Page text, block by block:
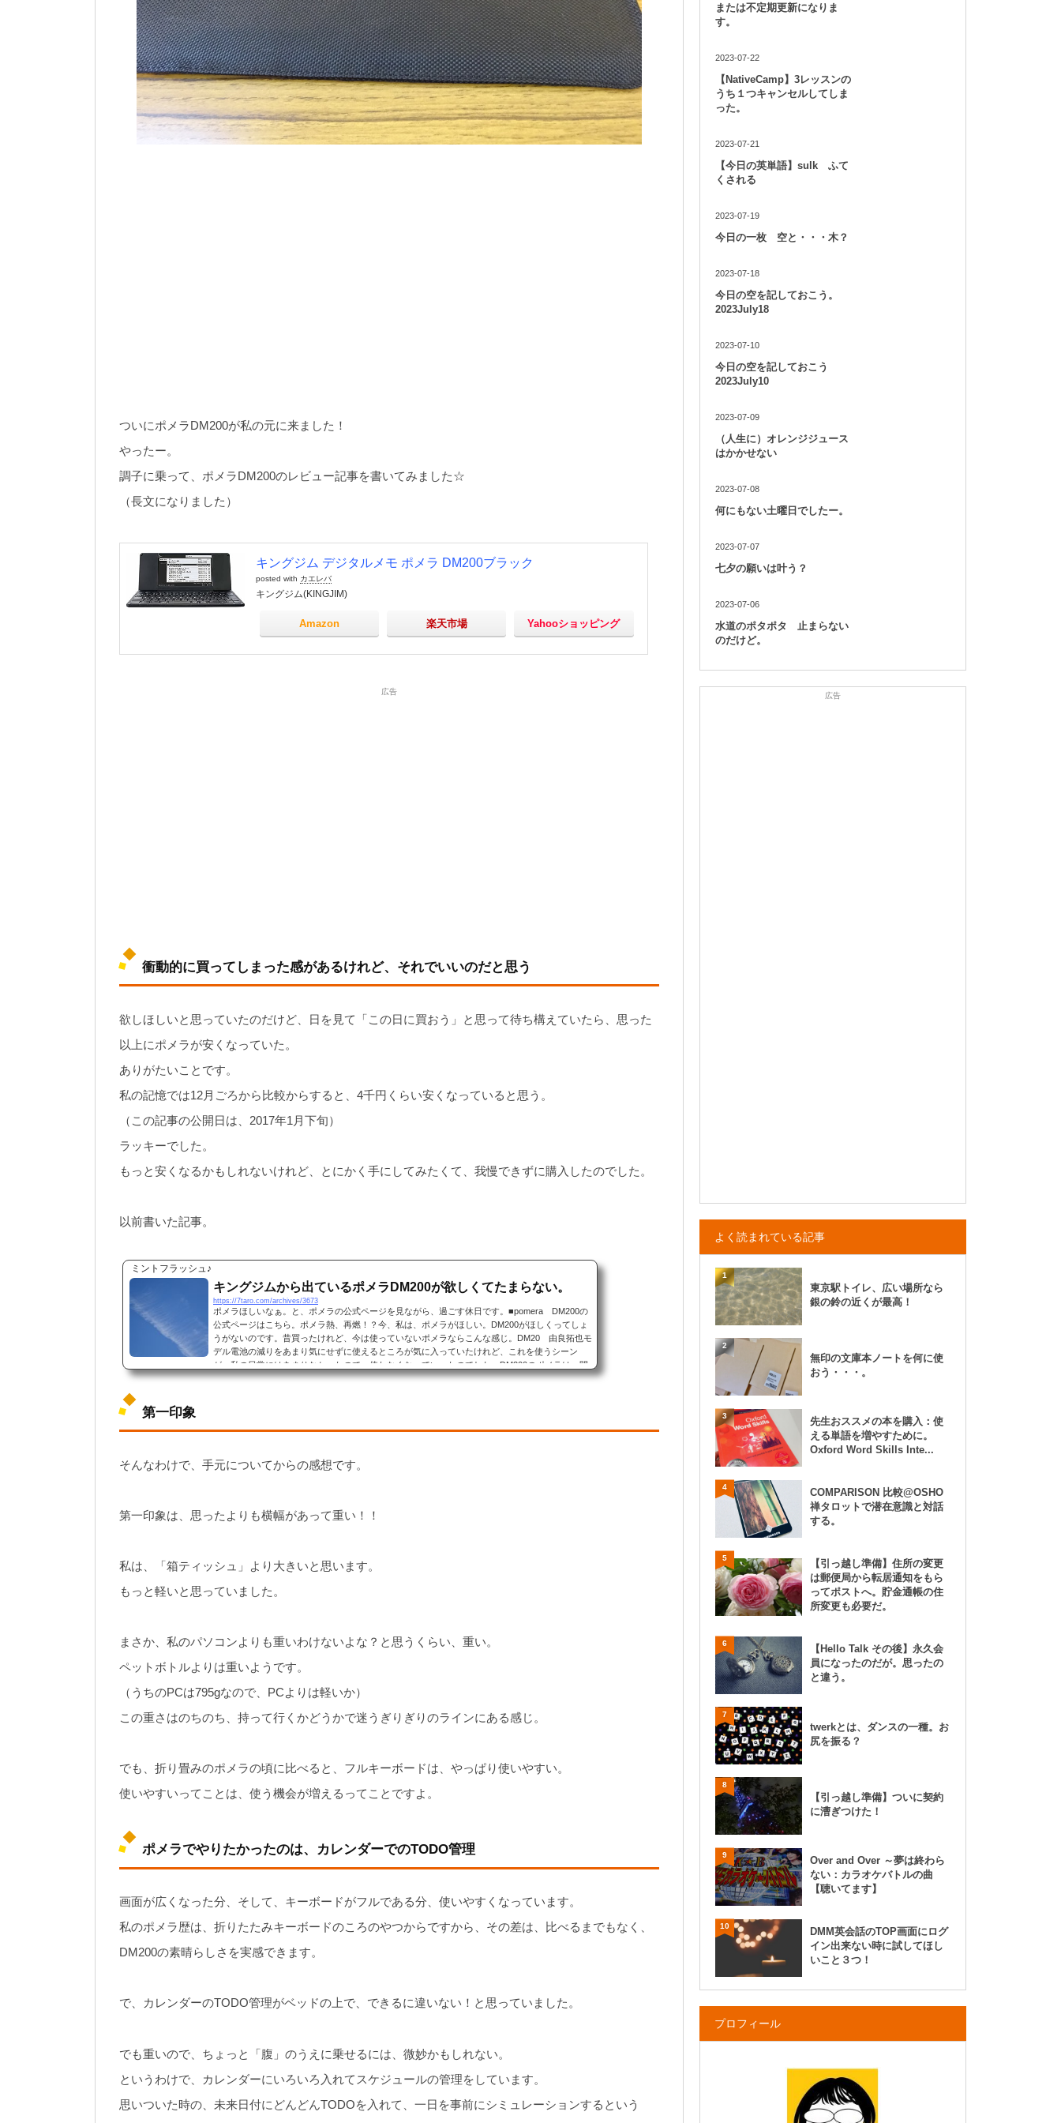
ついにポメラDM200が私の元に来ました！
やったー。
調子に乗って、ポメラDM200のレビュー記事を書いてみました☆
（長文になりました）
キングジム デジタルメモ ポメラ DM200ブラック
posted with カエレバ
キングジム(KINGJIM)
Amazon 楽天市場 Yahooショッピング
広告
衝動的に買ってしまった感があるけれど、それでいいのだと思う
欲しほしいと思っていたのだけど、日を見て「この日に買おう」と思って待ち構えていたら、思った
以上にポメラが安くなっていた。
ありがたいことです。
私の記憶では12月ごろから比較からすると、4千円くらい安くなっていると思う。
（この記事の公開日は、2017年1月下旬）
ラッキーでした。
もっと安くなるかもしれないけれど、とにかく手にしてみたくて、我慢できずに購入したのでした。
以前書いた記事。
ミントフラッシュ♪
キングジムから出ているポメラDM200が欲しくてたまらない。
https://7taro.com/archives/3673
ポメラほしいなぁ。と、ポメラの公式ページを見ながら、過ごす休日です。■pomera DM200の
公式ページはこちら。ポメラ熱、再燃！？今、私は、ポメラがほしい。DM200がほしくってしょ
うがないのです。昔買ったけれど、今は使っていないポメラならこんな感じ。DM20 由良拓也モ
デル電池の減りをあまり気にせずに使えるところが気に入っていたけれど、これを使うシーン
が、私の日常にはあまりなかったので、使わなくなっていったのでした。DM200のポメラは、開
けば使えるっていうのもだけど、外出先で使う（カフェ専用になりそう）以外に...
第一印象
そんなわけで、手元についてからの感想です。
第一印象は、思ったよりも横幅があって重い！！
私は、「箱ティッシュ」より大きいと思います。
もっと軽いと思っていました。
まさか、私のパソコンよりも重いわけないよな？と思うくらい、重い。
ペットボトルよりは重いようです。
（うちのPCは795gなので、PCよりは軽いか）
この重さはのちのち、持って行くかどうかで迷うぎりぎりのラインにある感じ。
でも、折り畳みのポメラの頃に比べると、フルキーボードは、やっぱり使いやすい。
使いやすいってことは、使う機会が増えるってことですよ。
ポメラでやりたかったのは、カレンダーでのTODO管理
画面が広くなった分、そして、キーボードがフルである分、使いやすくなっています。
私のポメラ歴は、折りたたみキーボードのころのやつからですから、その差は、比べるまでもなく、
DM200の素晴らしさを実感できます。
で、カレンダーのTODO管理がベッドの上で、できるに違いない！と思っていました。
でも重いので、ちょっと「腹」のうえに乗せるには、微妙かもしれない。
というわけで、カレンダーにいろいろ入れてスケジュールの管理をしています。
思いついた時の、未来日付にどんどんTODOを入れて、一日を事前にシミュレーションするという
または不定期更新になりま
す。
2023-07-22
【NativeCamp】3レッスンの
うち１つキャンセルしてしま
った。
2023-07-21
【今日の英単語】sulk ふて
くされる
2023-07-19
今日の一枚 空と・・・木？
2023-07-18
今日の空を記しておこう。
2023July18
2023-07-10
今日の空を記しておこう
2023July10
2023-07-09
（人生に）オレンジジュース
はかかせない
2023-07-08
何にもない土曜日でしたー。
2023-07-07
七夕の願いは叶う？
2023-07-06
水道のポタポタ 止まらない
のだけど。
広告
よく読まれている記事
1
東京駅トイレ、広い場所なら
銀の鈴の近くが最高！
2
無印の文庫本ノートを何に使
おう・・・。
3
先生おススメの本を購入：使
える単語を増やすために。
Oxford Word Skills Inte...
4
COMPARISON 比較@OSHO
禅タロットで潜在意識と対話
する。
5
【引っ越し準備】住所の変更
は郵便局から転居通知をもら
ってポストへ。貯金通帳の住
所変更も必要だ。
6
【Hello Talk その後】永久会
員になったのだが。思ったの
と違う。
7
twerkとは、ダンスの一種。お
尻を振る？
8
【引っ越し準備】ついに契約
に漕ぎつけた！
9
Over and Over ～夢は終わら
ない：カラオケバトルの曲
【聴いてます】
10
DMM英会話のTOP画面にログ
イン出来ない時に試してほし
いこと３つ！
プロフィール